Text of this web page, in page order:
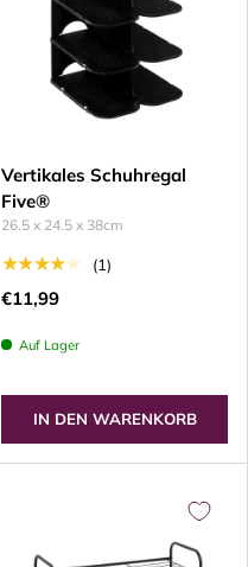
Vertikales Schuhregal
Five®
26.5 x 24.5 x 38cm
★★★★★ (1)
€11,99
Auf Lager
IN DEN WARENKORB